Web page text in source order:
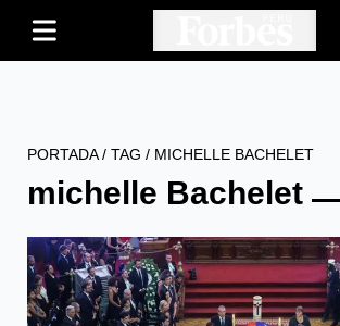
PORTADA/ TAG / MICHELLE BACHELET
michelle Bachelet